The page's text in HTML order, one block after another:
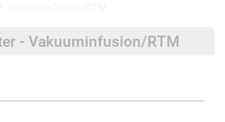
Vakuuminfusion/RTM
- Vakuuminfusion/RTM